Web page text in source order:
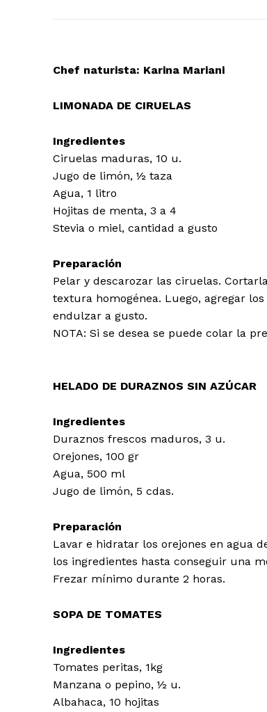
Chef naturista: Karina Mariani
LIMONADA DE CIRUELAS
Ingredientes
Ciruelas maduras, 10 u.
Jugo de limón, ½ taza
Agua, 1 litro
Hojitas de menta, 3 a 4
Stevia o miel, cantidad a gusto
Preparación
Pelar y descarozar las ciruelas.
textura homogénea. Luego, agregar
endulzar a gusto.
NOTA: Si se desea se puede colar la
HELADO DE DURAZNOS SIN AZÚCAR
Ingredientes
Duraznos frescos maduros, 3 u.
Orejones, 100 gr
Agua, 500 ml
Jugo de limón, 5 cdas.
Preparación
Lavar e hidratar los orejones en agua
los ingredientes hasta conseguir una
Frezar mínimo durante 2 horas.
SOPA DE TOMATES
Ingredientes
Tomates peritas, 1kg
Manzana o pepino, ½ u.
Albahaca, 10 hojitas